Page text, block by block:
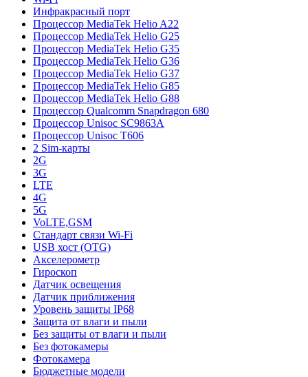
Инфракрасный порт
Процессор MediaTek Helio A22
Процессор MediaTek Helio G25
Процессор MediaTek Helio G35
Процессор MediaTek Helio G36
Процессор MediaTek Helio G37
Процессор MediaTek Helio G85
Процессор MediaTek Helio G88
Процессор Qualcomm Snapdragon 680
Процессор Unisoc SC9863A
Процессор Unisoc T606
2 Sim-карты
2G
3G
LTE
4G
5G
VoLTE,GSM
Стандарт связи Wi-Fi
USB хост (OTG)
Акселерометр
Гироскоп
Датчик освещения
Датчик приближения
Уровень защиты IP68
Защита от влаги и пыли
Без защиты от влаги и пыли
Без фотокамеры
Фотокамера
Бюджетные модели